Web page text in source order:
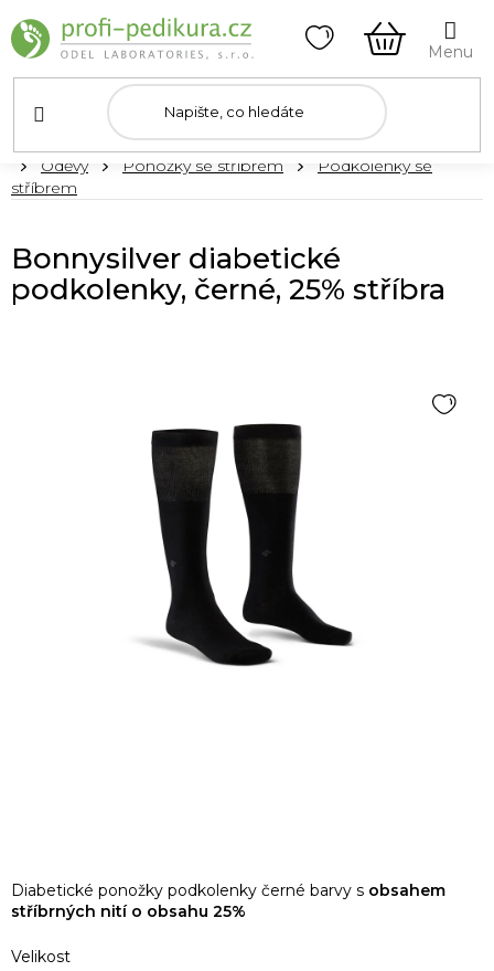
na
obsah
NÁKUPNÍ
KOŠÍK
DomůOděvy Ponožky se stříbrem
Podkolenky se
stříbrem
Diabetické ponožky podkolenky černé barvy s obsahem
stříbrných nití o obsahu 25%
Velikost
Bonnysilver diabetické
podkolenky, černé, 25% stříbra